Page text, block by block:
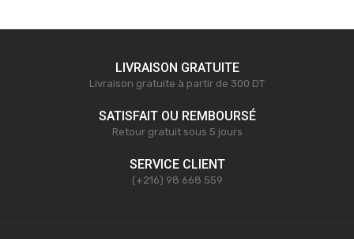
LIVRAISON GRATUITE
Livraison gratuite à partir de 300 DT
SATISFAIT OU REMBOURSÉ
Retour gratuit sous 5 jours
SERVICE CLIENT
(+216) 98 668 559